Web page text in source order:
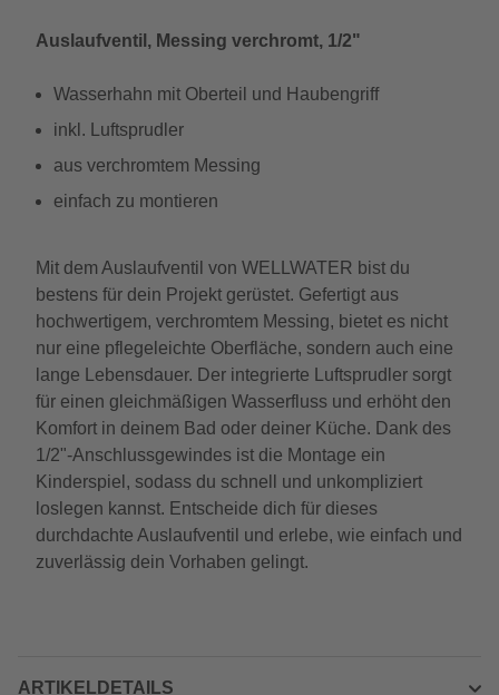
Auslaufventil, Messing verchromt, 1/2"
Wasserhahn mit Oberteil und Haubengriff
inkl. Luftsprudler
aus verchromtem Messing
einfach zu montieren
Mit dem Auslaufventil von WELLWATER bist du
bestens für dein Projekt gerüstet. Gefertigt aus
hochwertigem, verchromtem Messing, bietet es nicht
nur eine pflegeleichte Oberfläche, sondern auch eine
lange Lebensdauer. Der integrierte Luftsprudler sorgt
für einen gleichmäßigen Wasserfluss und erhöht den
Komfort in deinem Bad oder deiner Küche. Dank des
1/2"-Anschlussgewindes ist die Montage ein
Kinderspiel, sodass du schnell und unkompliziert
loslegen kannst. Entscheide dich für dieses
durchdachte Auslaufventil und erlebe, wie einfach und
zuverlässig dein Vorhaben gelingt.
ARTIKELDETAILS